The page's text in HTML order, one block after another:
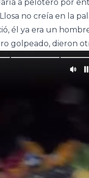
a pelotero por
no creía en la
él ya era un
golpeado, dieron